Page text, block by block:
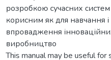
розробкою сучасних
корисним як для навчання і
впровадження
виробництво
This manual may be useful